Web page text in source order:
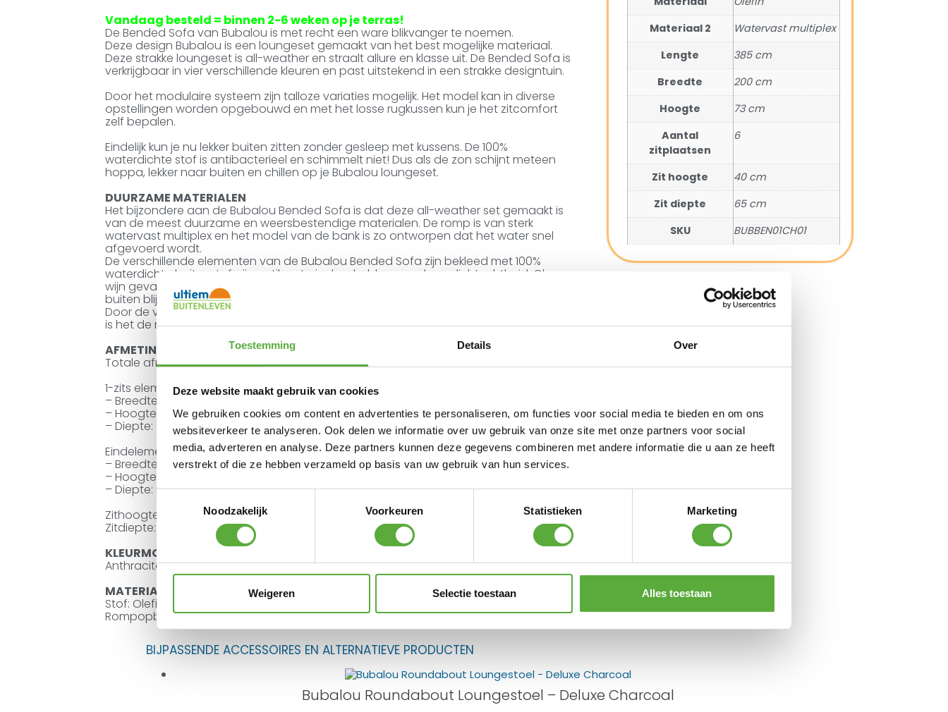
Toestemming Details Over
Deze website maakt gebruik van cookies
We gebruiken cookies om content en advertenties te personaliseren, om functies voor social media te bieden en om ons
websiteverkeer te analyseren. Ook delen we informatie over uw gebruik van onze site met onze partners voor social
media, adverteren en analyse. Deze partners kunnen deze gegevens combineren met andere informatie die u aan ze heeft
verstrekt of die ze hebben verzameld op basis van uw gebruik van hun services.
Noodzakelijk
Voorkeuren Statistieken Marketing
Weigeren Selectie toestaan Alles toestaan
Vandaag besteld = binnen 2-6 weken op je terras!
De Bended Sofa van Bubalou is met recht een ware blikvanger te noemen.
Deze design Bubalou is een loungeset gemaakt van het best mogelijke materiaal.
Deze strakke loungeset is all-weather en straalt allure en klasse uit. De Bended Sofa is
verkrijgbaar in vier verschillende kleuren en past uitstekend in een strakke designtuin.
Door het modulaire systeem zijn talloze variaties mogelijk. Het model kan in diverse
opstellingen worden opgebouwd en met het losse rugkussen kun je het zitcomfort
zelf bepalen.
Eindelijk kun je nu lekker buiten zitten zonder gesleep met kussens. De 100%
waterdichte stof is antibacterieel en schimmelt niet! Dus als de zon schijnt meteen
hoppa, lekker naar buiten en chillen op je Bubalou loungeset.
DUURZAME MATERIALEN
Het bijzondere aan de Bubalou Bended Sofa is dat deze all-weather set gemaakt is
van de meest duurzame en weersbestendige materialen. De romp is van sterk
watervast multiplex en het model van de bank is zo ontworpen dat het water snel
afgevoerd wordt.
De verschillende elementen van de Bubalou Bended Sofa zijn bekleed met 100%
waterdichte buitenstof, zijn antibacterieel en hebben een hoge lichtechtheid. Glas
wijn gevallen? Geen probleem! Hoosbui in de herfst? De Luxury kan het hele jaar
buiten blijven staan.
Door de vulling van polypropyleen, polyetherschuim, Nosag veren en siliconenvezels
is het de meest comfortabele design loungeset en zit je heerlijk op de Bubalou.
AFMETINGEN
Totale afmeting van deze set (lxbxd): 385×200 cm
1-zits element zonder armleuning:
– Breedte: 157 cm
– Hoogte: 73 cm
– Diepte: 98 cm
Eindelement:
– Breedte: 187 cm
– Hoogte: 73 cm
– Diepte: 98 cm
Zithoogte: 40 cm
Zitdiepte: 65 cm
KLEURMOGELIJKHEDEN
Anthracite, Charcoal, Light Taupe, Steel
MATERIAAL
Stof: Olefin / PET
Rompopbouw: Watervast multiplex, RVS Nosagvering
Materiaal 2
Watervast multiplex
Lengte
385 cm
Breedte
200 cm
Hoogte
73 cm
Aantal
zitplaatsen
6
Zit hoogte
40 cm
Zit diepte
65 cm
SKU
BUBBEN01CH01
BIJPASSENDE ACCESSOIRES EN ALTERNATIEVE PRODUCTEN
Bubalou Roundabout Loungestoel – Deluxe Charcoal